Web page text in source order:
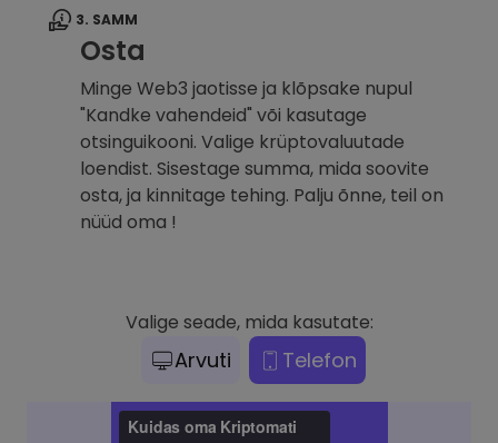
3. SAMM
Osta
Minge Web3 jaotisse ja klõpsake nupul
"Kandke vahendeid" või kasutage
otsinguikooni. Valige krüptovaluutade
loendist. Sisestage summa, mida soovite
osta, ja kinnitage tehing. Palju õnne, teil on
nüüd oma !
Valige seade, mida kasutate:
Arvuti Telefon